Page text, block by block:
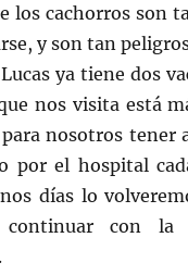
los cachorros son
y son tan
ya tiene dos
nos visita está
nosotros tener
por el hospital
días lo
continuar con la